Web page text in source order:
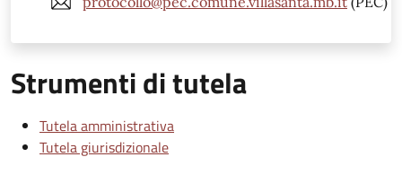
Strumenti di tutela
Tutela amministrativa
Tutela giurisdizionale